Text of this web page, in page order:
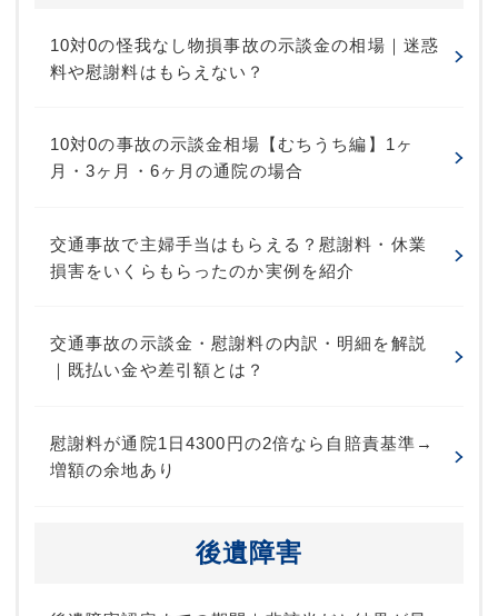
10対0の怪我なし物損事故の示談金の相場｜迷惑
料や慰謝料はもらえない？
10対0の事故の示談金相場【むちうち編】1ヶ
月・3ヶ月・6ヶ月の通院の場合
交通事故で主婦手当はもらえる？慰謝料・休業
損害をいくらもらったのか実例を紹介
交通事故の示談金・慰謝料の内訳・明細を解説
｜既払い金や差引額とは？
慰謝料が通院1日4300円の2倍なら自賠責基準→
増額の余地あり
後遺障害